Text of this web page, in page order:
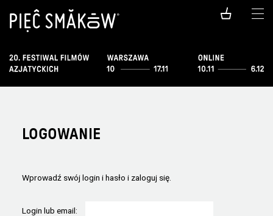
LOGOWANIE
Wprowadź swój login i hasło i zaloguj się.
Login lub email: